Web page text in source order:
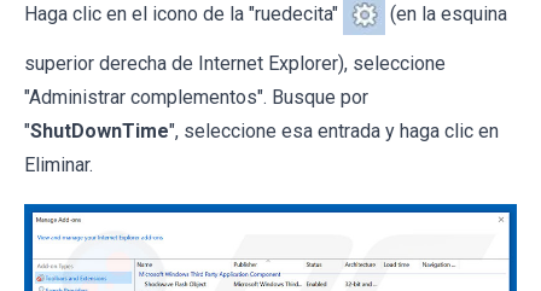
Haga clic en el icono de la "ruedecita" (en la esquina
superior derecha de Internet Explorer), seleccione
"Administrar complementos". Busque por
"ShutDownTime", seleccione esa entrada y haga clic en
Eliminar.